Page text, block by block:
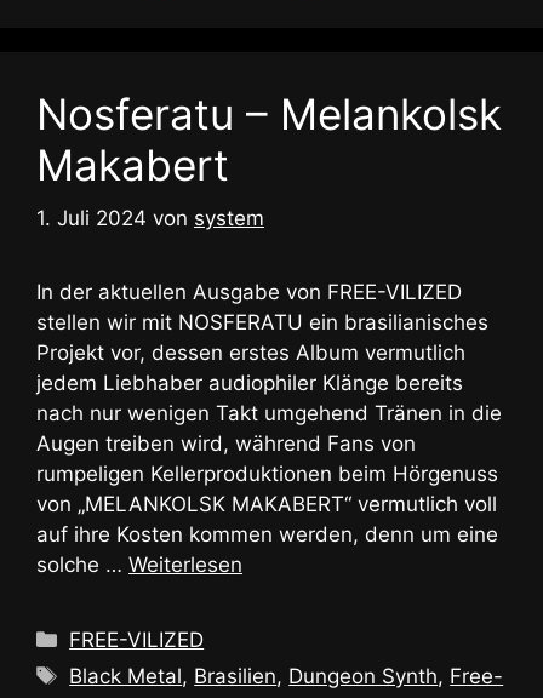
Nosferatu – Melankolsk
Makabert
1. Juli 2024 von system
In der aktuellen Ausgabe von FREE-VILIZED
stellen wir mit NOSFERATU ein brasilianisches
Projekt vor, dessen erstes Album vermutlich
jedem Liebhaber audiophiler Klänge bereits
nach nur wenigen Takt umgehend Tränen in die
Augen treiben wird, während Fans von
rumpeligen Kellerproduktionen beim Hörgenuss
von „MELANKOLSK MAKABERT“ vermutlich voll
auf ihre Kosten kommen werden, denn um eine
solche … Weiterlesen
Kategorien
FREE-VILIZED
Schlagwörter
Black Metal, Brasilien, Dungeon Synth, Free-